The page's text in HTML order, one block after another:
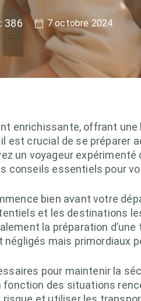
386 7 octobre 2024
enrichissante, offrant
est crucial de se préparer
un voyageur
conseils essentiels pour
bien avant votre
et les destinations
la préparation
mais primordiaux
pour maintenir la
des situations